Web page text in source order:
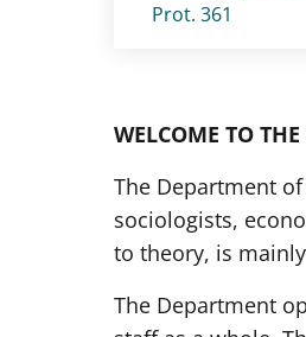
Prot. 361
WELCOME TO
The Department
sociologists,
to theory, is
The Department